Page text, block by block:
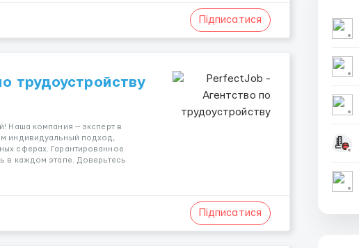
Підписатися
трудоустройству
Наша компания — эксперт в
индивидуальный подход,
сферах. Гарантированное
в каждом этапе. Доверьтесь
Підписатися